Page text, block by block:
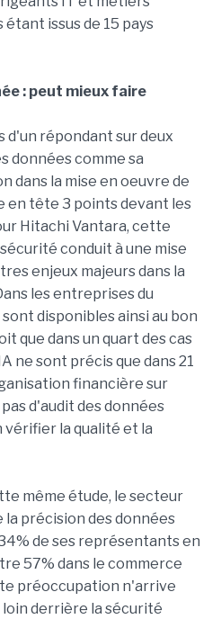
issus de 15 pays
: peut mieux faire
d'un répondant sur deux
données comme sa
dans la mise en oeuvre de
en tête 3 points devant les
Hitachi Vantara, cette
conduit à une mise
enjeux majeurs dans la
les entreprises du
disponibles ainsi au bon
que dans un quart des cas
ne sont précis que dans 21
financière sur
d'audit des données
vérifier la qualité et la
même étude, le secteur
la précision des données
de ses représentants en
57% dans le commerce
préoccupation n'arrive
loin derrière la sécurité